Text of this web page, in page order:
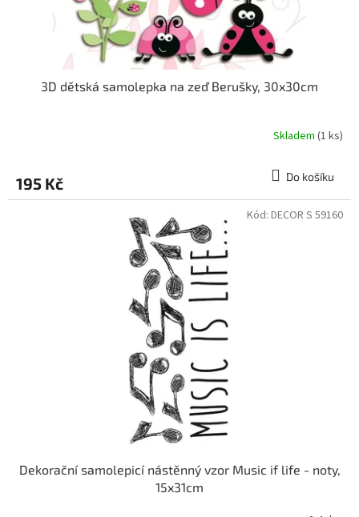
3D dětská samolepka na zeď Berušky, 30x30cm
Skladem (1 ks)
195 Kč Do košíku
Dekorační samolepicí nástěnný vzor Music if life - noty,
15x31cm
Kód: DECOR S 59160